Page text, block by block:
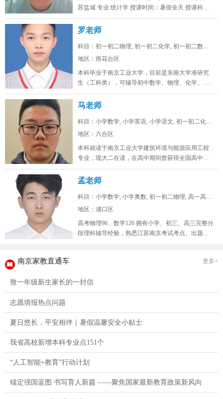
苏盐城 专业:统计学 授课时间：暑假全天 授课科
目：小学初...
罗老师
科目：初一初二物理, 初一初二化学, 初一初二数学, ...
地区：雨花台区
本科毕业于南京工业大学，目前是东南大学准研究
生（工科类），可辅导初中数学、物理、化学。 可
线上/线下，南京雨花台、浦口...
马老师
科目：小学数学, 小学英语, 小学语文, 初一初二化学...
地区：六合区
本科就读于南京工业大学建筑环境与能源应用工程
专业，现大二在读，在高中期间曾获得全国高中生
英语能力测评大赛省一，全国化学奥...
孟老师
科目：小学数学, 小学奥数, 初一初二物理, 高一高二...
地区：浦口区
高考物理96、数学126 拥有小学、初三、高三完整分
段理科辅导经验，熟悉江苏南京考试考点、出题思
南京家教直通车 更多+
致一年级新生家长的一封信
志愿填报热点问题
夏日悠长，平安相伴｜暑假温馨安全小贴士
我省高校新增本科专业点151个
“人工智能+教育”行动计划
锚定强国蓝图 书写育人新篇 ——聚焦国家最新教育政策新风向